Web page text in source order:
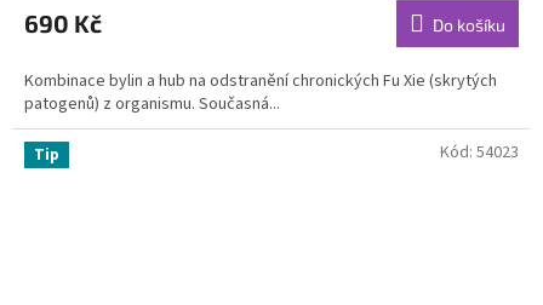
produktu
je
z
5
hvězdiček.
690 Kč Do košíku
Kombinace bylin a hub na odstranění chronických Fu Xie (skrytých
patogenů) z organismu. Současná...
Tip Kód: 54023